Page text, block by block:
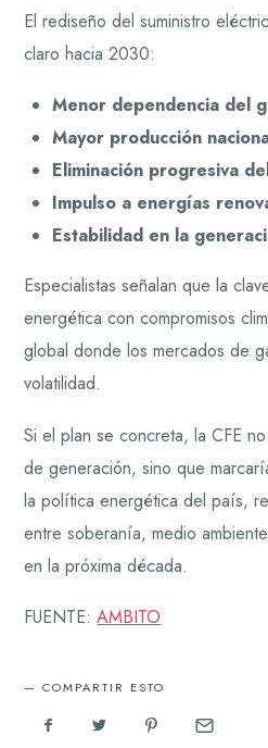
El rediseño del suministro
claro hacia 2030:
Menor dependencia del
Mayor producción
Eliminación progresiva
Impulso a energías
Estabilidad en la
Especialistas señalan que la
energética con compromisos
global donde los mercados de
volatilidad.
Si el plan se concreta, la CFE
de generación, sino que
la política energética del país,
entre soberanía, medio
en la próxima década.
FUENTE:AMBITO
COMPARTIR ESTO